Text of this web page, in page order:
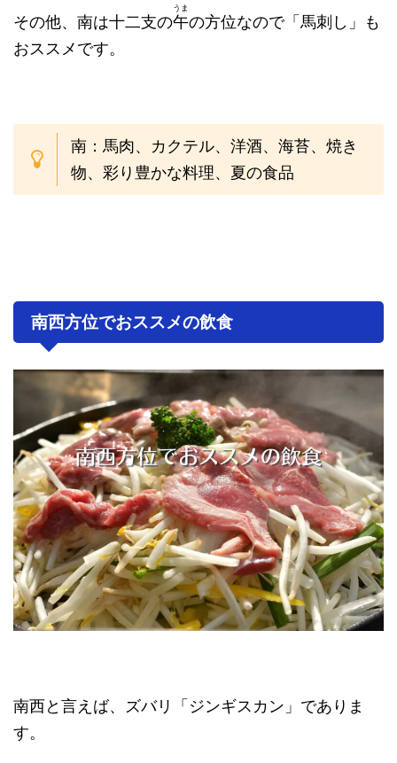
その他、南は十二支の午
うま
の方位なので「馬刺し」も
おススメです。
南：馬肉、カクテル、洋酒、海苔、焼き
物、彩り豊かな料理、夏の食品
南西方位でおススメの飲食
南西と言えば、ズバリ「ジンギスカン」でありま
す。